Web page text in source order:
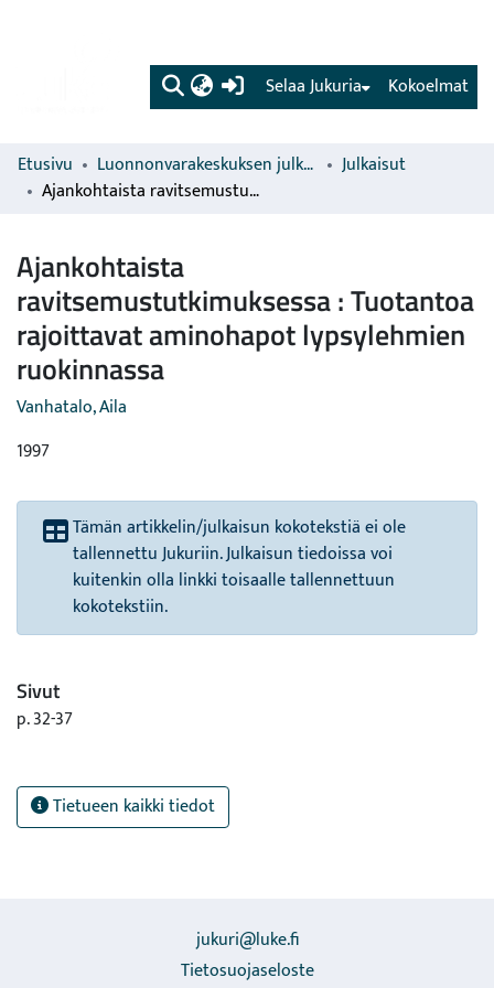
(current) Kokoelmat
Selaa Jukuria
Etusivu Luonnonvarakeskuksen julkaisut
Julkaisut
Ajankohtaista ravitsemustutkimuksessa : Tuotantoa rajoittavat aminohapot lypsylehmien ruokinnassa
Ajankohtaista
ravitsemustutkimuksessa : Tuotantoa
rajoittavat aminohapot lypsylehmien
ruokinnassa
Vanhatalo, Aila
1997
Tämän artikkelin/julkaisun kokotekstiä ei ole
tallennettu Jukuriin. Julkaisun tiedoissa voi
kuitenkin olla linkki toisaalle tallennettuun
kokotekstiin.
Sivut
p. 32-37
Tietueen kaikki tiedot
jukuri@luke.fi
Tietosuojaseloste